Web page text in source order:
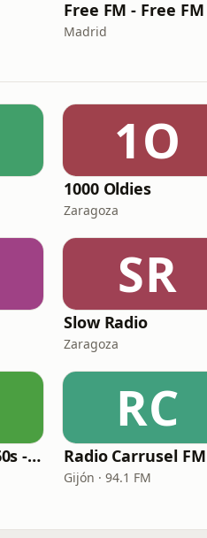
Madrid
1O
1000 Oldies
Zaragoza
SR
Slow Radio
Zaragoza
Nostalgia Fm - 60s - 70s
RC
Radio Carrusel FM
Gijón · 94.1 FM